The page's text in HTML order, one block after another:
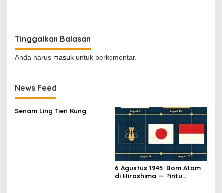
Tinggalkan Balasan
Anda harus masuk untuk berkomentar.
News Feed
Senam Ling Tien Kung
6 Agustus 1945: Bom Atom
di Hiroshima — Pintu